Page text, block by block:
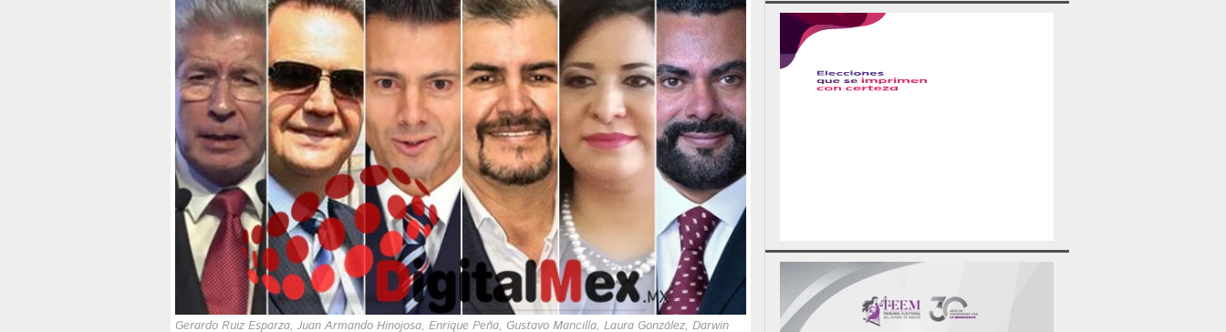
Gerardo Ruiz Esparza, Juan Armando Hinojosa, Enrique Peña, Gustavo Mancilla, Laura González, Darwin